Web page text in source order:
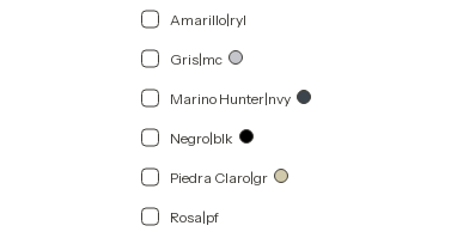
Amarillo|ryl
Gris|mc
Marino Hunter|nvy
Negro|blk
Piedra Claro|gr
Rosa|pf